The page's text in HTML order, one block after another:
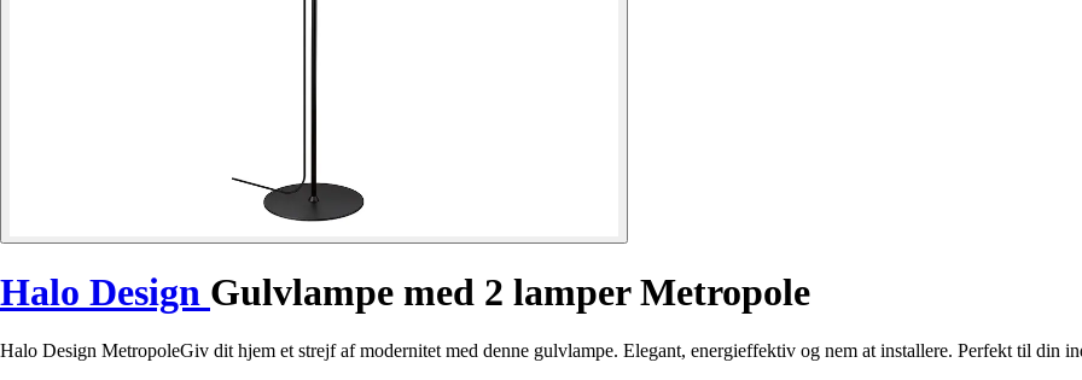
Halo Design Gulvlampe med 2 lamper Metropole
Halo Design MetropoleGiv dit hjem et strejf af modernitet med denne gulvlampe. Elegant, energieffektiv og nem at installere. Perfekt til din